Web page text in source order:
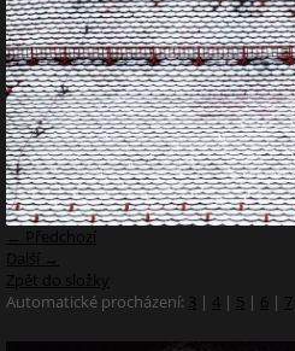
← Předchozí
Další →
Zpět do složky
Automatické procházení: 3 | 4 | 5 | 6 | 7